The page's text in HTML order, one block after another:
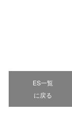
ES一覧
に戻る